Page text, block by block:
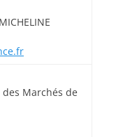
Marchés de